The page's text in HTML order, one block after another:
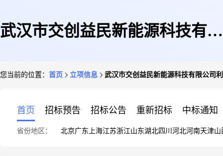
武汉市交创益民新能源科技有限
您当前的位置： 首页 立项信息 武汉市交创益民新能源科技有限公司
首页 招标预告 招标公告 重新招标 中标通知
省份地区： 北京广东 上海江苏浙江山东湖北四川 河北河南天津山